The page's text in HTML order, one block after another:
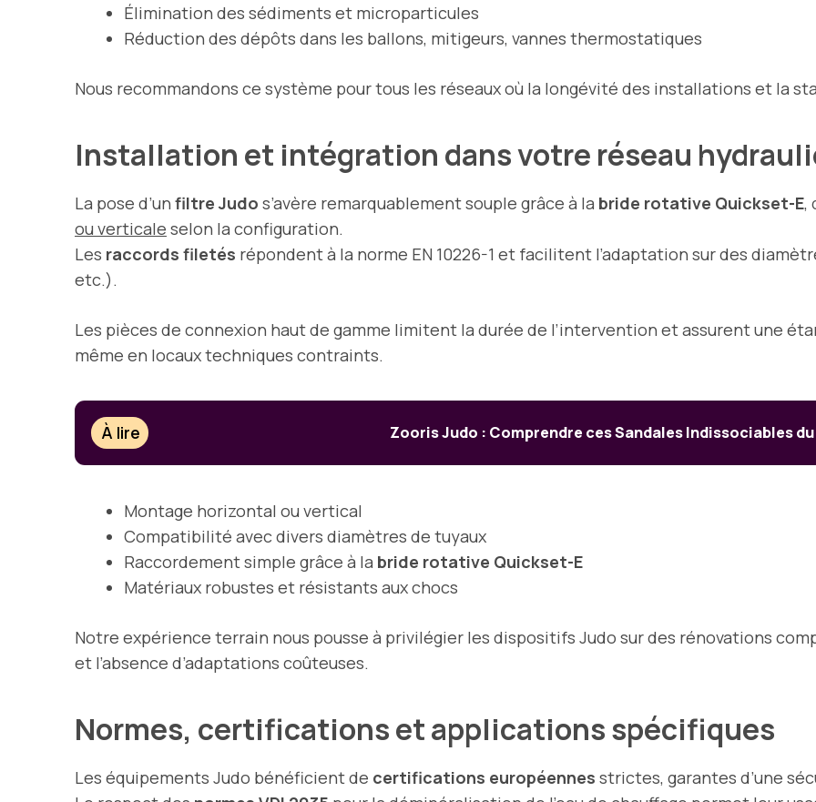
Élimination des sédiments et microparticules
Réduction des dépôts dans les ballons, mitigeurs, vannes thermostatiques
Nous recommandons ce système pour tous les réseaux où la longévité des installations et la
Installation et intégration dans votre réseau
La pose d’un filtre Judo s’avère remarquablement souple grâce à la bride rotative Quickset-E,
ou verticale selon la configuration.
Les raccords filetés répondent à la norme EN 10226-1 et facilitent l’adaptation sur des
etc.).
Les pièces de connexion haut de gamme limitent la durée de l’intervention et assurent une
même en locaux techniques contraints.
À lire Zooris Judo : Comprendre ces Sandales Indissociables
Montage horizontal ou vertical
Compatibilité avec divers diamètres de tuyaux
Raccordement simple grâce à la bride rotative Quickset-E
Matériaux robustes et résistants aux chocs
Notre expérience terrain nous pousse à privilégier les dispositifs Judo sur des rénovations
et l’absence d’adaptations coûteuses.
Normes, certifications et applications spécifiques
Les équipements Judo bénéficient de certifications européennes strictes, garantes d’une